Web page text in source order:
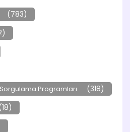
(783)
Programları (318)
(18)